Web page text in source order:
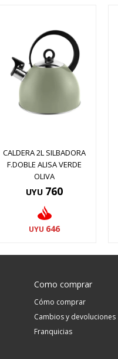
CALDERA 2L SILBADORA
F.DOBLE ALISA VERDE
OLIVA
UYU 760
UYU 646
Como comprar
Cómo comprar
Cambios y devoluciones
Franquicias